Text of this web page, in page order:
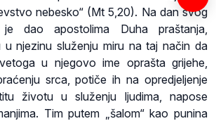
nebesko“ (Mt 5,20). Na dan svog
dao apostolima Duha praštanja,
u njezinu služenju miru na taj način da
u njegovo ime oprašta grijehe,
srca, potiče ih na opredjeljenje
životu u služenju ljudima, napose
Tim putem „šalom“ kao punina